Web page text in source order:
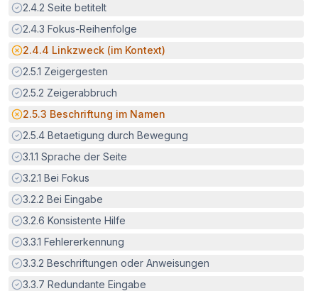
Erfüllt:
2.4.2 Seite betitelt
Erfüllt:
2.4.3 Fokus-Reihenfolge
Potenzielle Barriere:
2.4.4 Linkzweck (im Kontext)
Erfüllt:
2.5.1 Zeigergesten
Erfüllt:
2.5.2 Zeigerabbruch
Potenzielle Barriere:
2.5.3 Beschriftung im Namen
Erfüllt:
2.5.4 Betaetigung durch Bewegung
Erfüllt:
3.1.1 Sprache der Seite
Erfüllt:
3.2.1 Bei Fokus
Erfüllt:
3.2.2 Bei Eingabe
Erfüllt:
3.2.6 Konsistente Hilfe
Erfüllt:
3.3.1 Fehlererkennung
Erfüllt:
3.3.2 Beschriftungen oder Anweisungen
Erfüllt:
3.3.7 Redundante Eingabe